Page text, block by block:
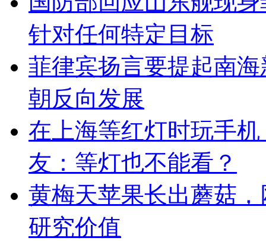
针对任何特定目标
菲律宾扬言要提起南
朝反向发展
在上海等红灯时玩手
友：等灯也不能看？
黄梅天苹果长出蘑菇
研究价值